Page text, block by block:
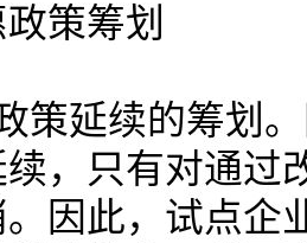
政策筹划
策延续的筹划
，只有对通过
因此，试点企